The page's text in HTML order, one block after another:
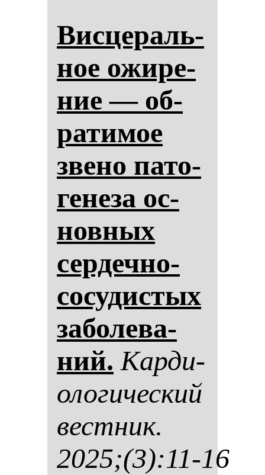
Вис­це­раль­
ное ожи­ре­
ние — об­
ра­ти­мое
зве­но па­то­
ге­не­за ос­
нов­ных
сер­деч­но-
со­су­дис­тых
за­бо­ле­ва­
ний. Кар­ди­
оло­ги­чес­кий
вес­тник.
2025;(3):11-16